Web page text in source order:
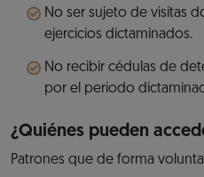
No ser sujeto de visitas
ejercicios dictaminados.
No recibir cédulas de
por el periodo
¿Quiénes pueden
Patrones que de forma